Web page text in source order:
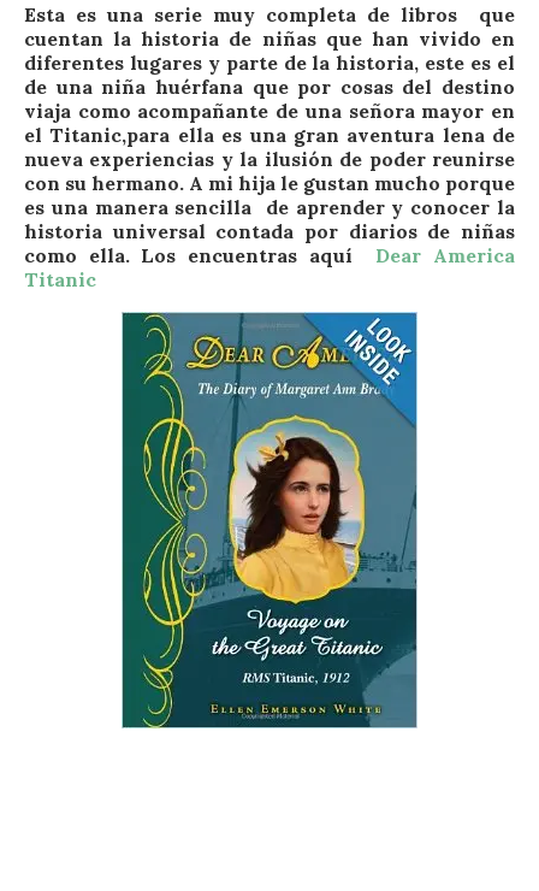
Esta es una serie muy completa de libros que
cuentan la historia de niñas que han vivido en
diferentes lugares y parte de la historia, este es el
de una niña huérfana que por cosas del destino
viaja como acompañante de una señora mayor en
el Titanic,para ella es una gran aventura lena de
nueva experiencias y la ilusión de poder reunirse
con su hermano. A mi hija le gustan mucho porque
es una manera sencilla de aprender y conocer la
historia universal contada por diarios de niñas
como ella. Los encuentras aquí Dear America
Titanic